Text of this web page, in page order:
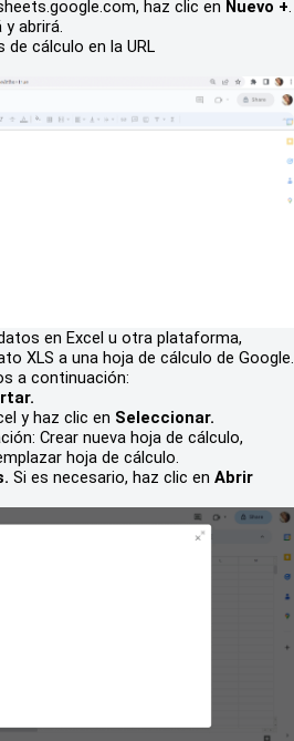
haz clic en Nuevo +.
abrirá.
de cálculo en la URL
en Excel u otra plataforma,
XLS a una hoja de cálculo de Google.
a continuación:
y haz clic en Seleccionar.
Crear nueva hoja de cálculo,
hoja de cálculo.
Si es necesario, haz clic en Abrir